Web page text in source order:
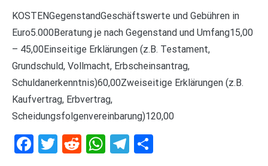
KOSTENGegenstandGeschäftswerte und Gebühren in
Euro5.000Beratung je nach Gegenstand und Umfang15,00
– 45,00Einseitige Erklärungen (z.B. Testament,
Grundschuld, Vollmacht, Erbscheinsantrag,
Schuldanerkenntnis)60,00Zweiseitige Erklärungen (z.B.
Kaufvertrag, Erbvertrag,
Scheidungsfolgenvereinbarung)120,00
Facebook
Twitter
RedditWhatsApp
Telegram